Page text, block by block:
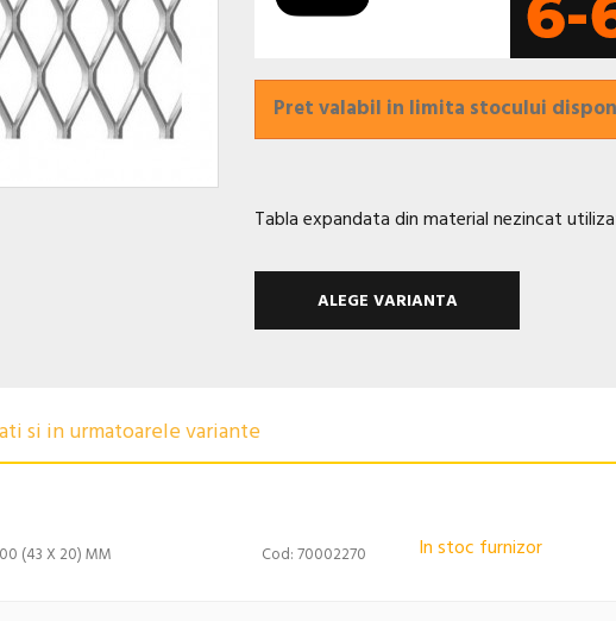
Pret valabil in limita stocului
Tabla expandata din material nezincat
ALEGE VARIANTA
si in urmatoarele variante
(43 X 20) MM Cod: 70002270 In stoc furnizor